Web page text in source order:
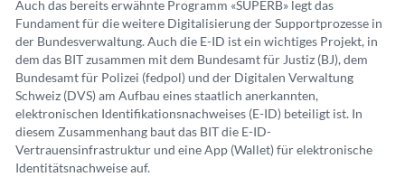
Auch das bereits erwähnte Programm «SUPERB» legt das
Fundament für die weitere Digitalisierung der Supportprozesse in
der Bundesverwaltung. Auch die E-ID ist ein wichtiges Projekt, in
dem das BIT zusammen mit dem Bundesamt für Justiz (BJ), dem
Bundesamt für Polizei (fedpol) und der Digitalen Verwaltung
Schweiz (DVS) am Aufbau eines staatlich anerkannten,
elektronischen Identifikationsnachweises (E-ID) beteiligt ist. In
diesem Zusammenhang baut das BIT die E-ID-
Vertrauensinfrastruktur und eine App (Wallet) für elektronische
Identitätsnachweise auf.